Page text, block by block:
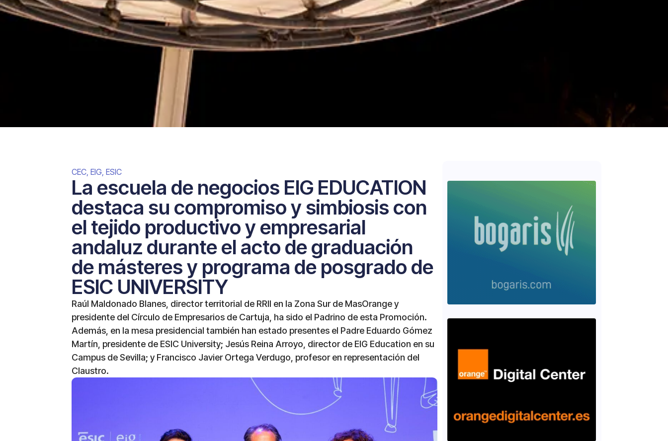
CEC ,EIG ,ESIC
La escuela de negocios EIG EDUCATION
destaca su compromiso y simbiosis con
el tejido productivo y empresarial
andaluz durante el acto de graduación
de másteres y programa de posgrado de
ESIC UNIVERSITY
Raúl Maldonado Blanes, director territorial de RRII en la Zona Sur de MasOrange y
presidente del Círculo de Empresarios de Cartuja, ha sido el Padrino de esta Promoción.
Además, en la mesa presidencial también han estado presentes el Padre Eduardo Gómez
Martín, presidente de ESIC University; Jesús Reina Arroyo, director de EIG Education en su
Campus de Sevilla; y Francisco Javier Ortega Verdugo, profesor en representación del
Claustro.